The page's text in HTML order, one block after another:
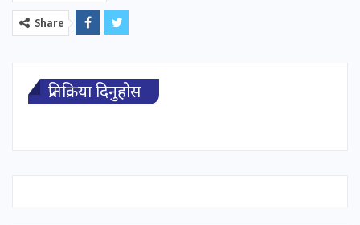
Share
प्रतिक्रिया दिनुहोस